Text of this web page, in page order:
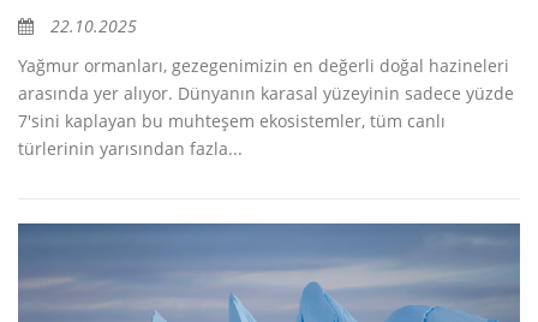
22.10.2025
Yağmur ormanları, gezegenimizin en değerli doğal hazineleri
arasında yer alıyor. Dünyanın karasal yüzeyinin sadece yüzde
7'sini kaplayan bu muhteşem ekosistemler, tüm canlı
türlerinin yarısından fazla...